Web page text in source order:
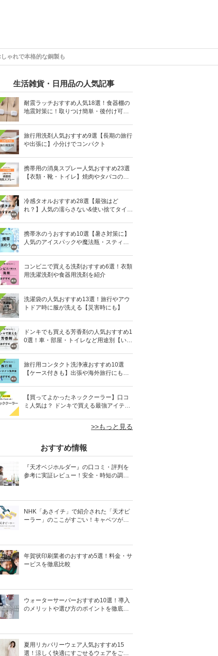
ゃれで本格的な銅製も
生活雑貨・日用品の人気記事
耐震ラッチおすすめ人気18選！食器棚の
地震対策に！取りつけ簡単・後付け可能
旅行用洗剤人気おすすめ9選【長期の旅行
や出張に】小分けでコンパクト
携帯用の消臭スプレー人気おすすめ23選
【衣類・靴・トイレ】焼肉やタバコのニ
冷感タオルおすすめ28選【最強はど
れ？】人気の濡らさない&使い捨てタイプ
携帯氷のうおすすめ10選【暑さ対策に】
人気のアイスパックや魔法瓶・スティッ
コンビニで買える洗剤おすすめ6選！衣類
用洗濯洗剤や食器用洗剤を紹介
洗濯袋の人気おすすめ13選！旅行やアウ
トドア時に服が洗える【災害時にも】
ドンキでも買える芳香剤の人気おすすめ1
0選！車・部屋・トイレなど用途別【いい
旅行用コンタクト洗浄液おすすめ10選
【ケース付きも】出張や海外旅行にも便
【買ってよかったネッククーラー】口コ
ミ人気は？ ドンキで買える最強アイテム
>>もっと見る
おすすめ情報
『天才ベジホルダー』の口コミ・評判を
参考に実証レビュー！安全・時短の調理
NHK「あさイチ」で紹介された「天才ピ
ーラー」のここがすごい！キャベツがほ
年賀状印刷業者のおすすめ5選！料金・サ
ービスを徹底比較
ウォーターサーバーおすすめ10選！導入
のメリットや選び方のポイントを徹底解
夏用リカバリーウェア人気おすすめ15
選！涼しく快適にすごせるウェアをご紹